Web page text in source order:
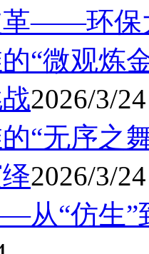
革——环保
“微观
2026/3/24
“无序
2026/3/24
从“仿生”